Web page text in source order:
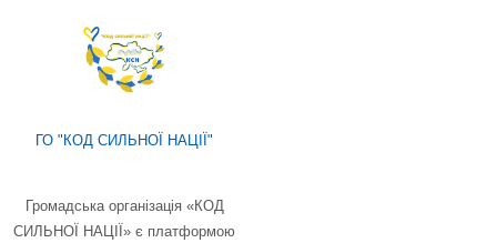
ГО "КОД СИЛЬНОЇ НАЦІЇ"
Громадська організація «КОД
СИЛЬНОЇ НАЦІЇ» є платформою